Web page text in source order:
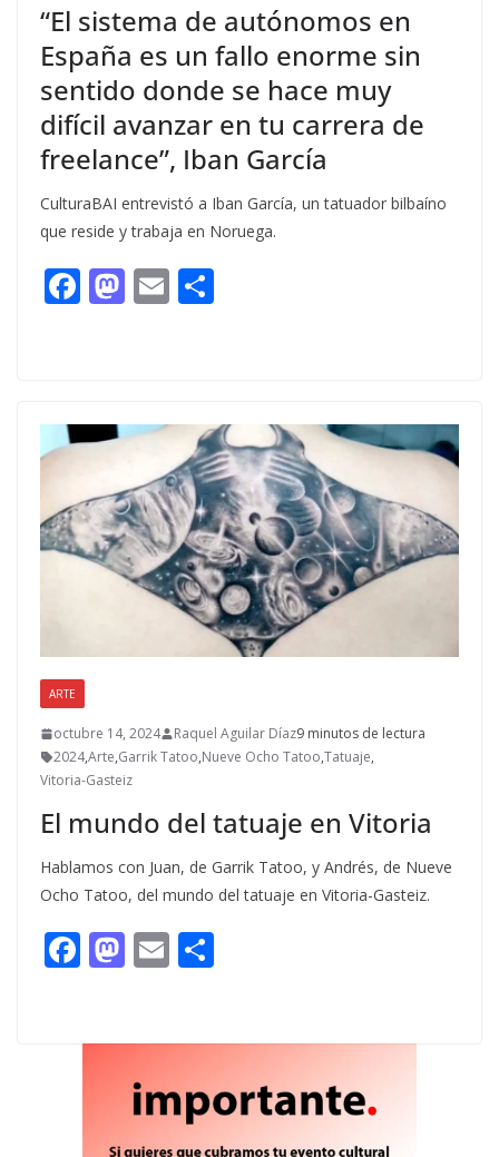
“El sistema de autónomos en
España es un fallo enorme sin
sentido donde se hace muy
difícil avanzar en tu carrera de
freelance”, Iban García
CulturaBAI entrevistó a Iban García, un tatuador bilbaíno
que reside y trabaja en Noruega.
F
o
o
k
M
o
n
E
ar
ti
r
ARTE
octubre 14, 2024 Raquel Aguilar Díaz9 minutos de lectura
2024,Arte,Garrik Tatoo,Nueve Ocho Tatoo,Tatuaje,
Vitoria-Gasteiz
El mundo del tatuaje en Vitoria
Hablamos con Juan, de Garrik Tatoo, y Andrés, de Nueve
Ocho Tatoo, del mundo del tatuaje en Vitoria-Gasteiz.
F
b
M
d
o
n
E
l p
ar
ti